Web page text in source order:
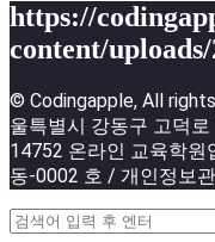
https://
content/
© Codingapple, All
울특별시 강동구 고덕
14752 온라인 교육학
동-0002 호 / 개인정보